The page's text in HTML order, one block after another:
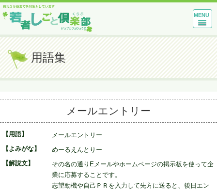
MENU
用語集
メールエントリー
【用語】
メールエントリー
【よみがな】
めーるえんとりー
【解説文】
その名の通りEメールやホームページの掲示板を使って企
業に応募することです。
志望動機や自己ＰＲを入力して先方に送ると、後日エン